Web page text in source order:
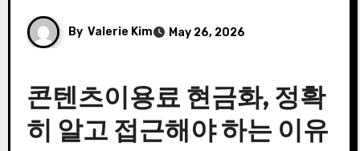
By Valerie Kim May 26, 2026
콘텐츠이용료 현금화, 정확
히 알고 접근해야 하는 이유